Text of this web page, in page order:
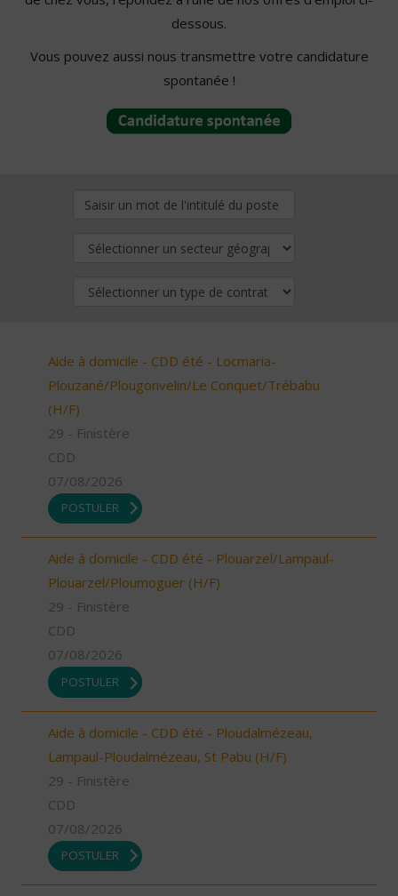
dessous.
Vous pouvez aussi nous transmettre votre candidature
spontanée !
Aide à domicile - CDD été - Locmaria-
Plouzané/Plougonvelin/Le Conquet/Trébabu
(H/F)
29 - Finistère
CDD
07/08/2026
POSTULER
Aide à domicile - CDD été - Plouarzel/Lampaul-
Plouarzel/Ploumoguer (H/F)
29 - Finistère
CDD
07/08/2026
POSTULER
Aide à domicile - CDD été - Ploudalmézeau,
Lampaul-Ploudalmézeau, St Pabu (H/F)
29 - Finistère
CDD
07/08/2026
POSTULER